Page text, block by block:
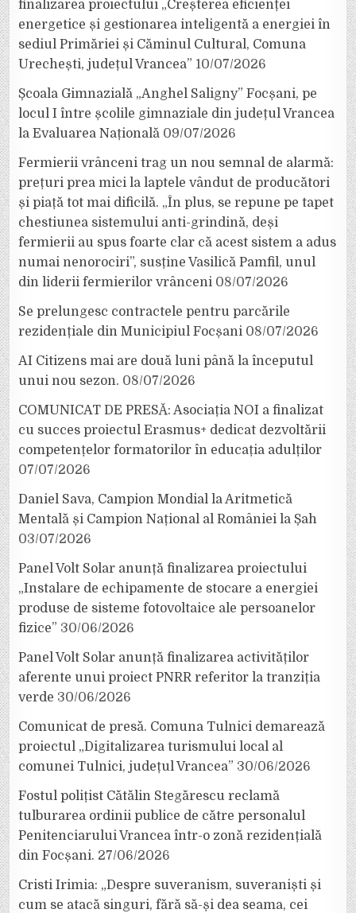
finalizarea proiectului „Creșterea eficienței
energetice și gestionarea inteligentă a energiei în
sediul Primăriei și Căminul Cultural, Comuna
Urechești, județul Vrancea” 10/07/2026
Școala Gimnazială „Anghel Saligny” Focșani, pe
locul I între școlile gimnaziale din județul Vrancea
la Evaluarea Națională 09/07/2026
Fermierii vrânceni trag un nou semnal de alarmă:
prețuri prea mici la laptele vândut de producători
și piață tot mai dificilă. „În plus, se repune pe tapet
chestiunea sistemului anti-grindină, deși
fermierii au spus foarte clar că acest sistem a adus
numai nenorociri”, susține Vasilică Pamfil, unul
din liderii fermierilor vrânceni 08/07/2026
Se prelungesc contractele pentru parcările
rezidențiale din Municipiul Focșani 08/07/2026
AI Citizens mai are două luni până la începutul
unui nou sezon. 08/07/2026
COMUNICAT DE PRESĂ: Asociația NOI a finalizat
cu succes proiectul Erasmus+ dedicat dezvoltării
competențelor formatorilor în educația adulților
07/07/2026
Daniel Sava, Campion Mondial la Aritmetică
Mentală și Campion Național al României la Șah
03/07/2026
Panel Volt Solar anunță finalizarea proiectului
„Instalare de echipamente de stocare a energiei
produse de sisteme fotovoltaice ale persoanelor
fizice” 30/06/2026
Panel Volt Solar anunță finalizarea activităților
aferente unui proiect PNRR referitor la tranziția
verde 30/06/2026
Comunicat de presă. Comuna Tulnici demarează
proiectul „Digitalizarea turismului local al
comunei Tulnici, județul Vrancea” 30/06/2026
Fostul polițist Cătălin Stegărescu reclamă
tulburarea ordinii publice de către personalul
Penitenciarului Vrancea într-o zonă rezidențială
din Focșani. 27/06/2026
Cristi Irimia: „Despre suveranism, suveraniști și
cum se atacă singuri, fără să-și dea seama, cei